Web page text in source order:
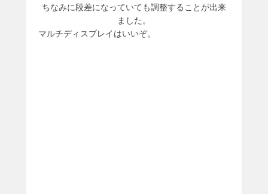
ちなみに段差になっていても調整することが出来
ました。
マルチディスプレイはいいぞ。